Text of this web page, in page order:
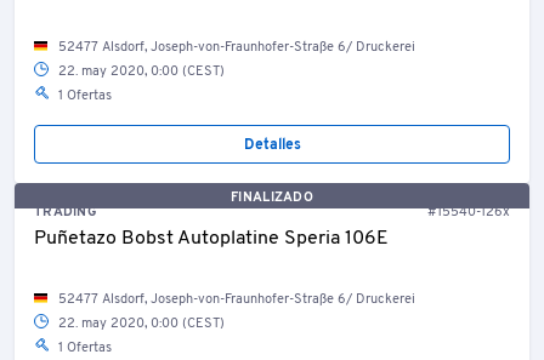
52477 Alsdorf, Joseph-von-Fraunhofer-Straße 6/ Druckerei
22. may 2020, 0:00 (CEST)
1 Ofertas
Detalles
FINALIZADO
TRADING
#15540-126x
Puñetazo Bobst Autoplatine Speria 106E
52477 Alsdorf, Joseph-von-Fraunhofer-Straße 6/ Druckerei
22. may 2020, 0:00 (CEST)
1 Ofertas